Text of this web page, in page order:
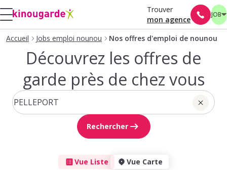
Trouver
mon agence
JOB
Accueil Jobs emploi nounou Nos offres d'emploi de nounou
Découvrez les offres de
garde près de chez vous
Rechercher
Vue Liste Vue Carte